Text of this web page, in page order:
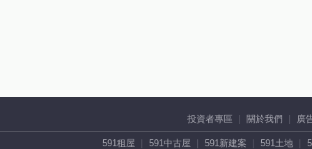
投資者專區 關於我們 廣
591租屋 591中古屋 591新建案 591土地